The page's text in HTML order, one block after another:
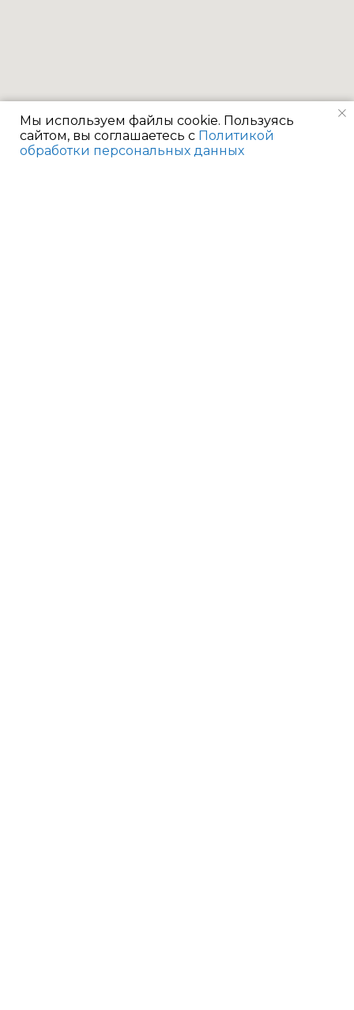
Мы используем файлы cookie. Пользуясь
сайтом, вы соглашаетесь с Политикой
обработки персональных данных